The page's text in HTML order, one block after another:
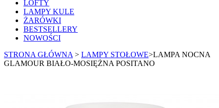
LOFTY
LAMPY KULE
ŻARÓWKI
BESTSELLERY
NOWOŚCI
STRONA GŁÓWNA > LAMPY STOŁOWE>LAMPA NOCNA
GLAMOUR BIAŁO-MOSIĘŻNA POSITANO